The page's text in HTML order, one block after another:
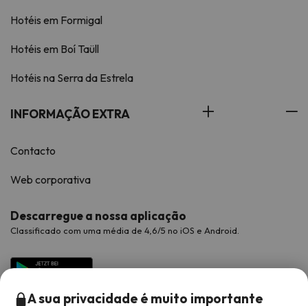
Hotéis em Formigal
Hotéis em Boí Taüll
Hotéis na Serra da Estrela
INFORMAÇÃO EXTRA
Contacto
Web corporativa
Descarregue a nossa aplicação
Classificado com uma média de 4,6/5 no iOS e Android.
A sua privacidade é muito importante